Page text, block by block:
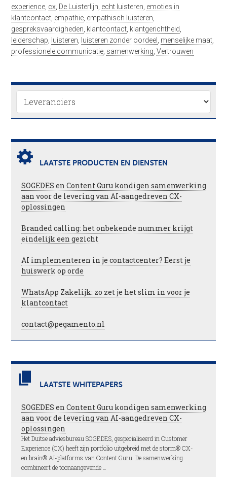
experience cx De Luisterlijn echt luisteren emoties in
klantcontact empathie empathisch luisteren
gespreksvaardigheden klantcontact klantgerichtheid
leiderschap
luisteren luisteren zonder oordeel menselijke maat
professionele communicatie samenwerking ,Vertrouwen
LAATSTE PRODUCTEN EN DIENSTEN
SOGEDES en Content Guru kondigen samenwerking
aan voor de levering van AI-aangedreven CX-
oplossingen
Branded calling: het onbekende nummer krijgt
eindelijk een gezicht
AI implementeren in je contactcenter? Eerst je
huiswerk op orde
WhatsApp Zakelijk: zo zet je het slim in voor je
klantcontact
contact@pegamento.nl
LAATSTE WHITEPAPERS
SOGEDES en Content Guru kondigen samenwerking
aan voor de levering van AI-aangedreven CX-
oplossingen
Het Duitse adviesbureau SOGEDES, gespecialiseerd in Customer
Experience (CX) heeft zijn portfolio uitgebreid met de storm® CX-
en brain® AI-platforms van Content Guru. De samenwerking
combineert de toonaangevende …